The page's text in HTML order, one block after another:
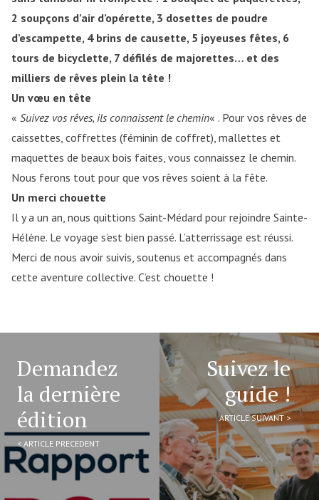
2 soupçons d’air d’opérette, 3 dosettes de poudre
d’escampette, 4 brins de causette, 5 joyeuses fêtes, 6
tours de bicyclette, 7 défilés de majorettes… et des
milliers de rêves plein la tête !
Un vœu en tête
« Suivez vos rêves, ils connaissent le chemin« . Pour vos rêves de
caissettes, coffrettes (féminin de coffret), mallettes et
maquettes de beaux bois faites, vous connaissez le chemin.
Nous ferons tout pour que vos rêves soient à la fête.
Un merci chouette
Il y a un an, nous quittions Saint-Médard pour rejoindre Sainte-
Hélène. Le voyage s’est bien passé. L’atterrissage est réussi.
Merci de nous avoir suivis, soutenus et accompagnés dans
cette aventure collective. C’est chouette !
Demandez
la dernière
édition
< ARTICLE PRECEDENT
Suivez le
guide !
ARTICLE SUIVANT >